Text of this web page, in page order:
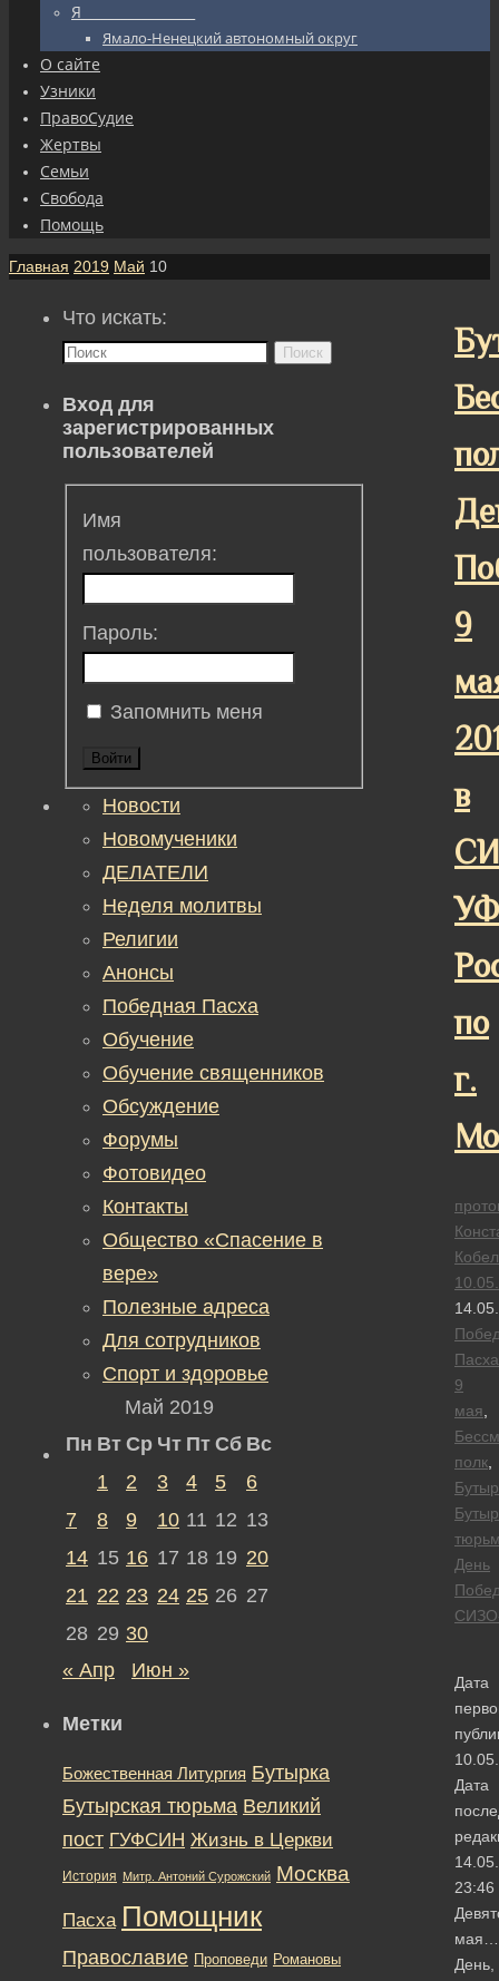
Я_________________
Ямало-Ненецкий автономный округ
О сайте
Узники
ПравоСудие
Жертвы
Семьи
Свобода
Помощь
Главная 2019 Май 10
9
в
по
г.
Пасха
9
мая
полк
День
Дата
Дата
23:46
День,
Что искать:
Поиск
Вход для
зарегистрированных
пользователей
Имя
пользователя:
Пароль:
Запомнить меня
Войти
Новости
Новомученики
ДЕЛАТЕЛИ
Неделя молитвы
Религии
Анонсы
Победная Пасха
Обучение
Обучение священников
Обсуждение
Форумы
Фотовидео
Контакты
Общество «Спасение в
вере»
Полезные адреса
Для сотрудников
Спорт и здоровье
Май 2019
Пн Вт Ср Чт Пт Сб Вс
1
2 3 4 5
6
7
8 9 10 11 12 13
14 15 16 17 18 19 20
21 22 23 24 25 26 27
28 29 30
« Апр
Июн »
Метки
Божественная Литургия Бутырка
Бутырская тюрьма Великий
пост ГУФСИН Жизнь в Церкви
История Митр. Антоний Сурожский Москва
Пасха Помощник
Православие Проповеди Романовы